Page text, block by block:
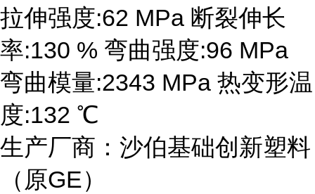
拉伸强度:62 MPa 断裂伸长
率:130 % 弯曲强度:96 MPa
弯曲模量:2343 MPa 热变形温
度:132 ℃
生产厂商：沙伯基础创新塑料
（原GE）